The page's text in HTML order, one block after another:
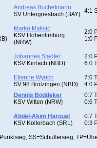
Andreas Buchetmann
SV Untergriesbach (BAY) 4:1
Marko Maksic
KSV Hohenlimburg
(NRW)
2:0
1:0
Johannes Stadler
KSV Kirrlach (NBD)
2:0
6:0
Etienne Wyrich
SV 98 Brötzingen (NBD)
7:0
4:0
Dennis Böddeker
KSV Witten (NRW)
0:7
0:6
Abdel-Akim Harouat
KSV Köllerbach (SRL)
0:7
0:3
SS=Schultersieg,